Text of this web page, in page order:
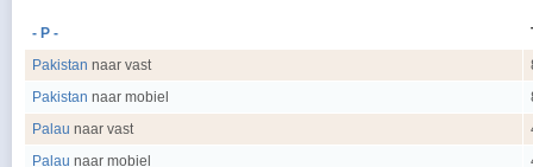
- P -
Pakistan naar vast
Pakistan naar mobiel
Palau naar vast
Palau naar mobiel